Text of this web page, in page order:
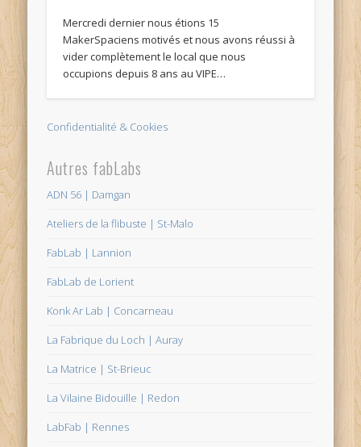
Mercredi dernier nous étions 15
MakerSpaciens motivés et nous avons réussi à
vider complètement le local que nous
occupions depuis 8 ans au VIPE…
Confidentialité & Cookies
Autres fabLabs
ADN 56 | Damgan
Ateliers de la flibuste | St-Malo
FabLab | Lannion
FabLab de Lorient
Konk Ar Lab | Concarneau
La Fabrique du Loch | Auray
La Matrice | St-Brieuc
La Vilaine Bidouille | Redon
LabFab | Rennes